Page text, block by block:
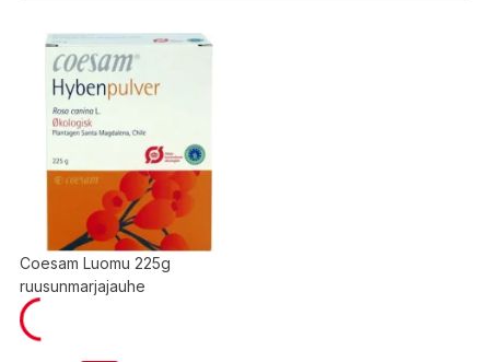
Coesam Luomu 225g
ruusunmarjajauhe